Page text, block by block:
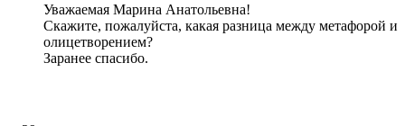
Уважаемая Марина Анатольевна!
Скажите, пожалуйста, какая разница между метафорой и
олицетворением?
Заранее спасибо.